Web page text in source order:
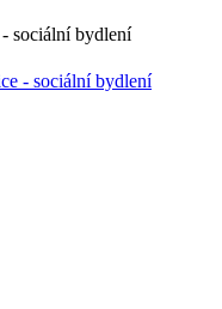
sociální bydlení